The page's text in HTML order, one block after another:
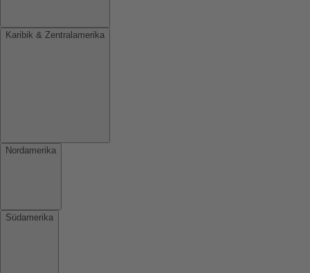
Karibik & Zentralamerika
Nordamerika
Südamerika